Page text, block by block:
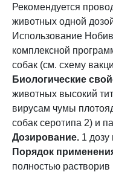
Рекомендуется
животных одной
Использование
комплексной
собак (см. схему
Биологические
животных высокий
вирусам чумы
собак серотипа 2) и
Дозирование. 1 дозу
Порядок
полностью